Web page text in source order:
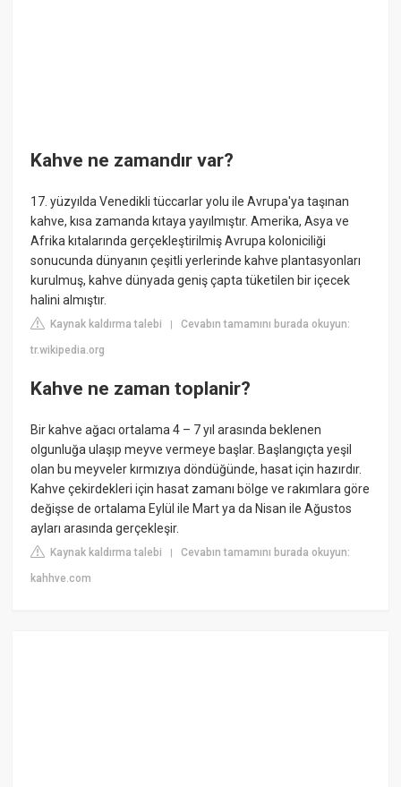
Kahve ne zamandır var?
17. yüzyılda Venedikli tüccarlar yolu ile Avrupa'ya taşınan
kahve, kısa zamanda kıtaya yayılmıştır. Amerika, Asya ve
Afrika kıtalarında gerçekleştirilmiş Avrupa koloniciliği
sonucunda dünyanın çeşitli yerlerinde kahve plantasyonları
kurulmuş, kahve dünyada geniş çapta tüketilen bir içecek
halini almıştır.
Kaynak kaldırma talebi |Cevabın tamamını burada okuyun:
tr.wikipedia.org
Kahve ne zaman toplanir?
Bir kahve ağacı ortalama 4 – 7 yıl arasında beklenen
olgunluğa ulaşıp meyve vermeye başlar. Başlangıçta yeşil
olan bu meyveler kırmızıya döndüğünde, hasat için hazırdır.
Kahve çekirdekleri için hasat zamanı bölge ve rakımlara göre
değişse de ortalama Eylül ile Mart ya da Nisan ile Ağustos
ayları arasında gerçekleşir.
Kaynak kaldırma talebi |Cevabın tamamını burada okuyun:
kahhve.com